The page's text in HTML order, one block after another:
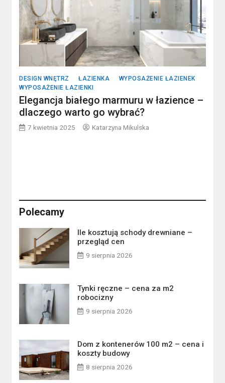
DESIGN WNĘTRZ ŁAZIENKA
WYPOSAŻENIE ŁAZIENEK
WYPOSAŻENIE ŁAZIENKI
Elegancja białego marmuru w łazience –
dlaczego warto go wybrać?
7 kwietnia 2025 Katarzyna Mikulska
Polecamy
Ile kosztują schody drewniane –
przegląd cen
9 sierpnia 2026
Tynki ręczne – cena za m2
robocizny
9 sierpnia 2026
Dom z kontenerów 100 m2 – cena i
koszty budowy
8 sierpnia 2026